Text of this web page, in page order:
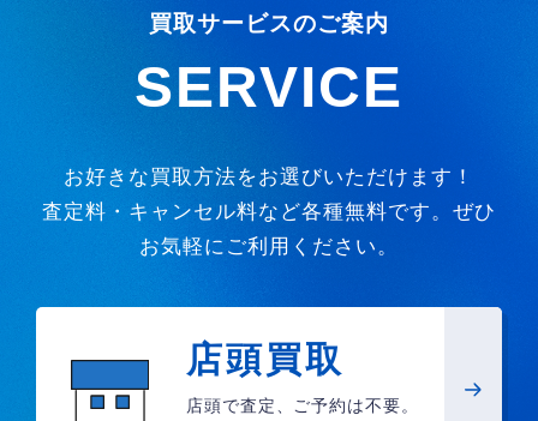
買取サービスのご案内
SERVICE
お好きな買取方法をお選びいただけます！
査定料・キャンセル料など各種無料です。ぜひ
お気軽にご利用ください。
店頭買取
店頭で査定、ご予約は不要。